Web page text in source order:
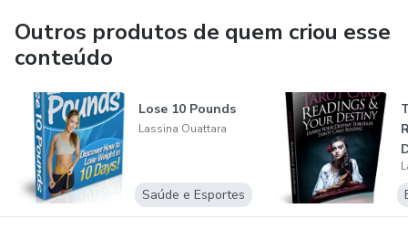
Outros produtos de quem criou esse
conteúdo
Lose 10 Pounds
Lassina Ouattara
Saúde e Esportes